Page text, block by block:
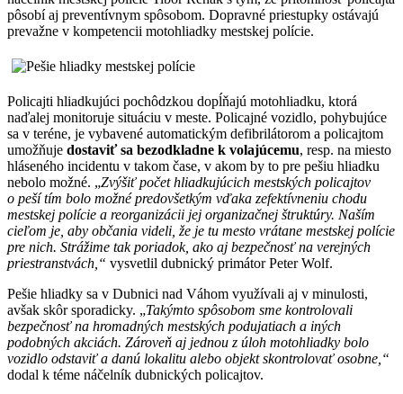
pôsobí aj preventívnym spôsobom. Dopravné priestupky ostávajú
prevažne v kompetencii motohliadky mestskej polície.
Policajti hliadkujúci pochôdzkou dopĺňajú motohliadku, ktorá
naďalej monitoruje situáciu v meste. Policajné vozidlo, pohybujúce
sa v teréne, je vybavené automatickým defibrilátorom a policajtom
umožňuje dostaviť sa bezodkladne k volajúcemu, resp. na miesto
hláseného incidentu v takom čase, v akom by to pre pešiu hliadku
nebolo možné. „Zvýšiť počet hliadkujúcich mestských policajtov
o peší tím bolo možné predovšetkým vďaka zefektívneniu chodu
mestskej polície a reorganizácii jej organizačnej štruktúry. Naším
cieľom je, aby občania videli, že je tu mesto vrátane mestskej polície
pre nich. Strážime tak poriadok, ako aj bezpečnosť na verejných
priestranstvách,“ vysvetlil dubnický primátor Peter Wolf.
Pešie hliadky sa v Dubnici nad Váhom využívali aj v minulosti,
avšak skôr sporadicky. „Takýmto spôsobom sme kontrolovali
bezpečnosť na hromadných mestských podujatiach a iných
podobných akciách. Zároveň aj jednou z úloh motohliadky bolo
vozidlo odstaviť a danú lokalitu alebo objekt skontrolovať osobne,“
dodal k téme náčelník dubnických policajtov.